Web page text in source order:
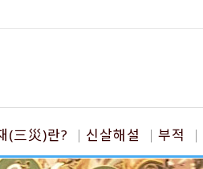
(三災)란? 신살해설 부적